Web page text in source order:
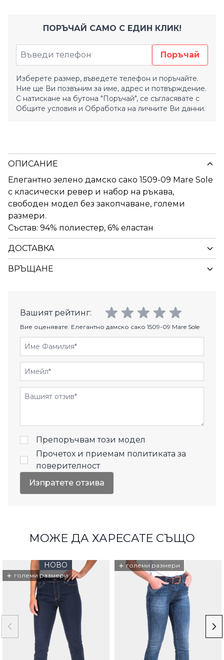
ПОРЪЧАЙ САМО С ЕДИН КЛИК!
Поръчай
Изберете размер, въведете телефон и поръчайте.
Ние ще Ви позвъним за име, адрес и потвърждение.
С натискане на бутона "Поръчай", се съгласявате с
Общите условия и Обработка на личните Ви данни.
ОПИСАНИЕ
Елегантно зелено дамско сако 1509-09 Mare Sole
с класически ревер и набор на ръкава,
свободен модел без закопчаване, големи
размери.
Състав: 94% полиестер, 6% еластан
ДОСТАВКА
ВРЪЩАНЕ
Вашият рейтинг:
Вие оценявате: Елегантно дамско сако 1509-09 Mare Sole
Име Фамилия
Имейл
Отзиви
Препоръчвам този модел
Прочетох и приемам политиката за
поверителност
Изпратете отзива
МОЖЕ ДА ХАРЕСАТЕ СЪЩО
НОВО
+ големи размери
+ големи размери